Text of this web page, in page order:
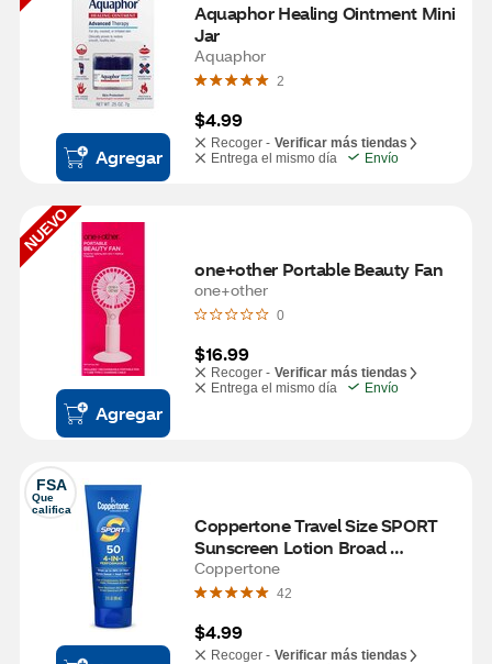
Agregar
Aquaphor Healing Ointment Mini
Jar
Aquaphor
2
$4.99
Recoger - Verificar más tiendas
Entrega el mismo día
Envío
NUEVO
Agregar
one+other Portable Beauty Fan
one+other
0
$16.99
Recoger - Verificar más tiendas
Entrega el mismo día
Envío
FSA
Que
califica
Coppertone Travel Size SPORT
Sunscreen Lotion Broad
Spectrum, 3 OZ
Coppertone
42
$4.99
Recoger - Verificar más tiendas